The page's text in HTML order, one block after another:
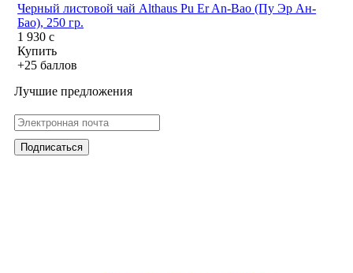
Черный листовой чай Althaus Pu Er An-Bao (Пу Эр Ан-
Бао), 250 гр.
1 930c
Купить
+25 баллов
Лучшие предложения